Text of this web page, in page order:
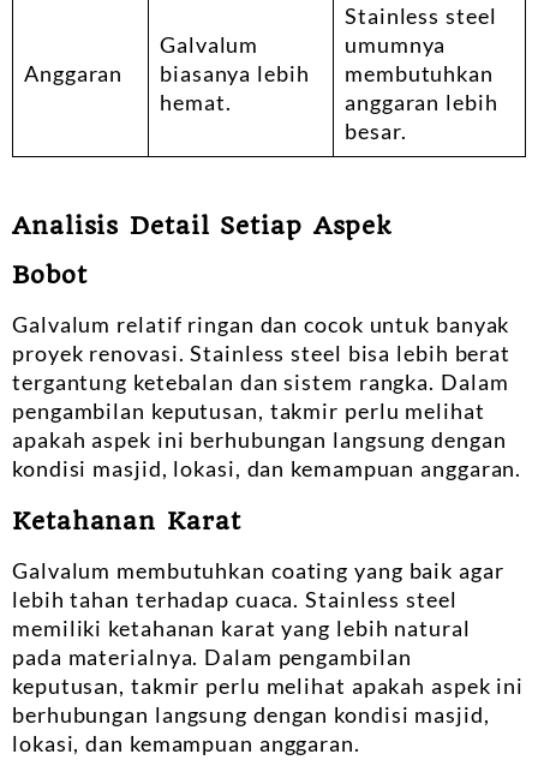
Anggaran
Galvalum
biasanya lebih
hemat.
Stainless steel
umumnya
membutuhkan
anggaran lebih
besar.
Analisis Detail Setiap Aspek
Bobot
Galvalum relatif ringan dan cocok untuk banyak
proyek renovasi. Stainless steel bisa lebih berat
tergantung ketebalan dan sistem rangka. Dalam
pengambilan keputusan, takmir perlu melihat
apakah aspek ini berhubungan langsung dengan
kondisi masjid, lokasi, dan kemampuan anggaran.
Ketahanan Karat
Galvalum membutuhkan coating yang baik agar
lebih tahan terhadap cuaca. Stainless steel
memiliki ketahanan karat yang lebih natural
pada materialnya. Dalam pengambilan
keputusan, takmir perlu melihat apakah aspek ini
berhubungan langsung dengan kondisi masjid,
lokasi, dan kemampuan anggaran.